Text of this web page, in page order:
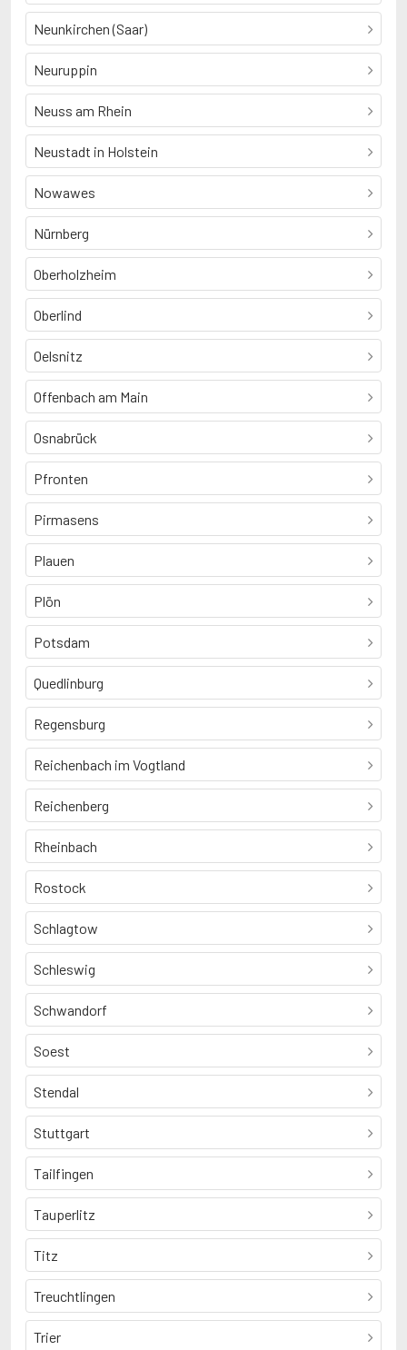
Neunkirchen (Saar)
Neuruppin
Neuss am Rhein
Neustadt in Holstein
Nowawes
Nürnberg
Oberholzheim
Oberlind
Oelsnitz
Offenbach am Main
Osnabrück
Pfronten
Pirmasens
Plauen
Plön
Potsdam
Quedlinburg
Regensburg
Reichenbach im Vogtland
Reichenberg
Rheinbach
Rostock
Schlagtow
Schleswig
Schwandorf
Soest
Stendal
Stuttgart
Tailfingen
Tauperlitz
Titz
Treuchtlingen
Trier